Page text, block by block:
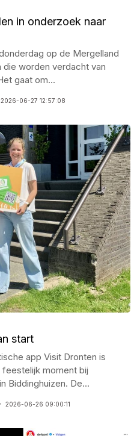
in onderzoek naar
op de Mergelland
worden verdacht van
gaat om...
2026-06-27 12:57:08
start
app Visit Dronten is
moment bij
Biddinghuizen. De...
2026-06-26 09:00:11